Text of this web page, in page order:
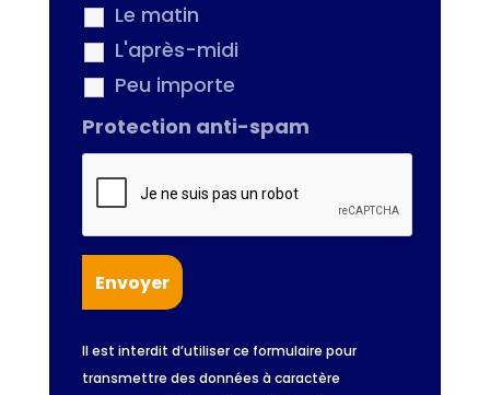
Le matin
L'après-midi
Peu importe
Protection anti-spam
Il est interdit d’utiliser ce formulaire pour
transmettre des données à caractère